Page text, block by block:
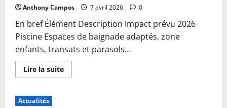
Anthony Campos 7 avril 2026 0
En bref Élément Description Impact prévu 2026
Piscine Espaces de baignade adaptés, zone
enfants, transats et parasols...
Lire la suiteEn
savoir
Actualités